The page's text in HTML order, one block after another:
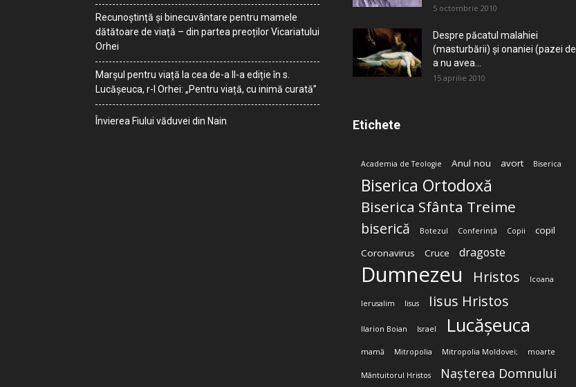
Recunoștință și binecuvântare pentru mamele
dătătoare de viață – din partea preoților Vicariatului
Orhei
Marșul pentru viață la cea de-a II-a ediție în s.
Lucășeuca, r-l Orhei: „Pentru viață, cu inimă curată”
Învierea Fiului văduvei din Nain
5 octombrie 2010
Despre păcatul malahiei
(masturbării) şi onaniei (pazei de
a nu avea...
15 aprilie 2010
Etichete
Academia de Teologie Anul nou avort Biserica
Biserica Ortodoxă
Biserica Sfânta Treime
biserică Botezul Conferință Copii
copil
Coronavirus
Cruce dragoste
Dumnezeu Hristos Icoana
Ierusalim Iisus Iisus Hristos
Ilarion Boian Israel Lucășeuca
mamă Mitropolia Mitropolia Moldovei; moarte
Mântuitorul Hristos Nașterea Domnului